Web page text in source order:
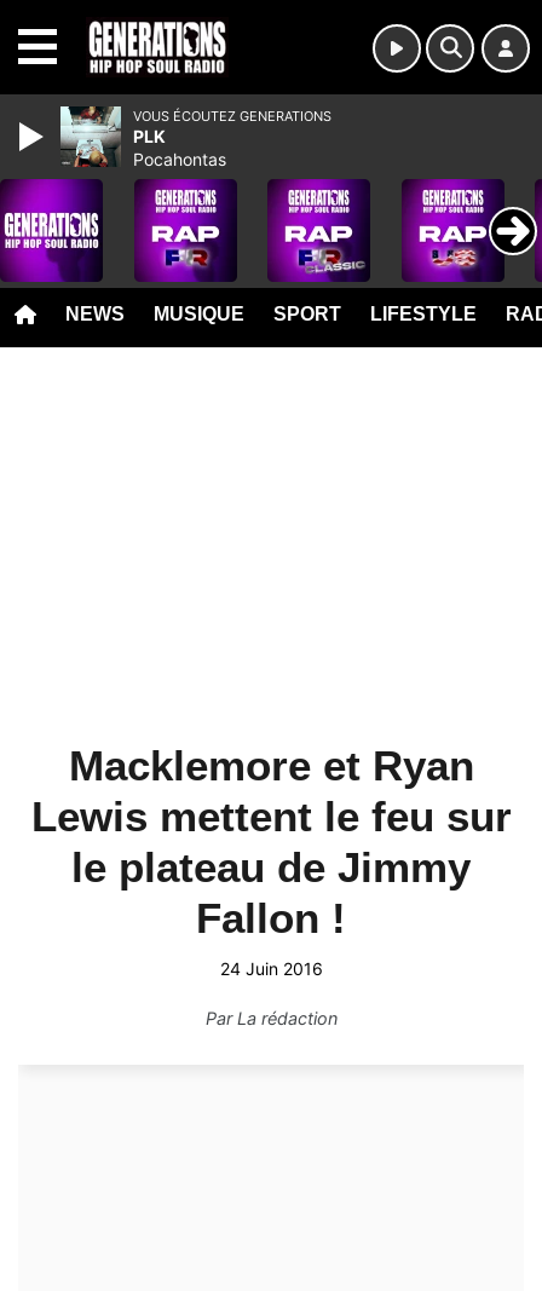
NEWS MUSIQUE SPORT LIFESTYLE
Macklemore et Ryan
Lewis mettent le feu sur
le plateau de Jimmy
Fallon !
24 Juin 2016
ParLa rédaction
VOUS ÉCOUTEZ GENERATIONS
PLK
Pocahontas